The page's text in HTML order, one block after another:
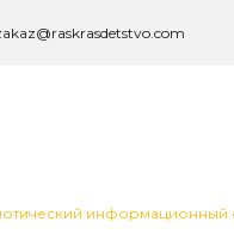
информационный